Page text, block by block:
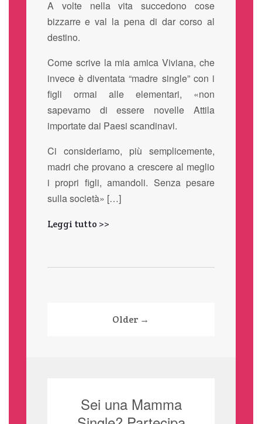
A volte nella vita succedono cose
bizzarre e val la pena di dar corso al
destino.
Come scrive la mia amica Viviana, che
invece è diventata “madre single” con i
figli ormai alle elementari, «non
sapevamo di essere novelle Attila
importate dai Paesi scandinavi.
Ci consideriamo, più semplicemente,
madri che provano a crescere al meglio
i propri figli, amandoli. Senza pesare
sulla società» […]
Leggi tutto >>
Paginazione
Older →
Sei una Mamma